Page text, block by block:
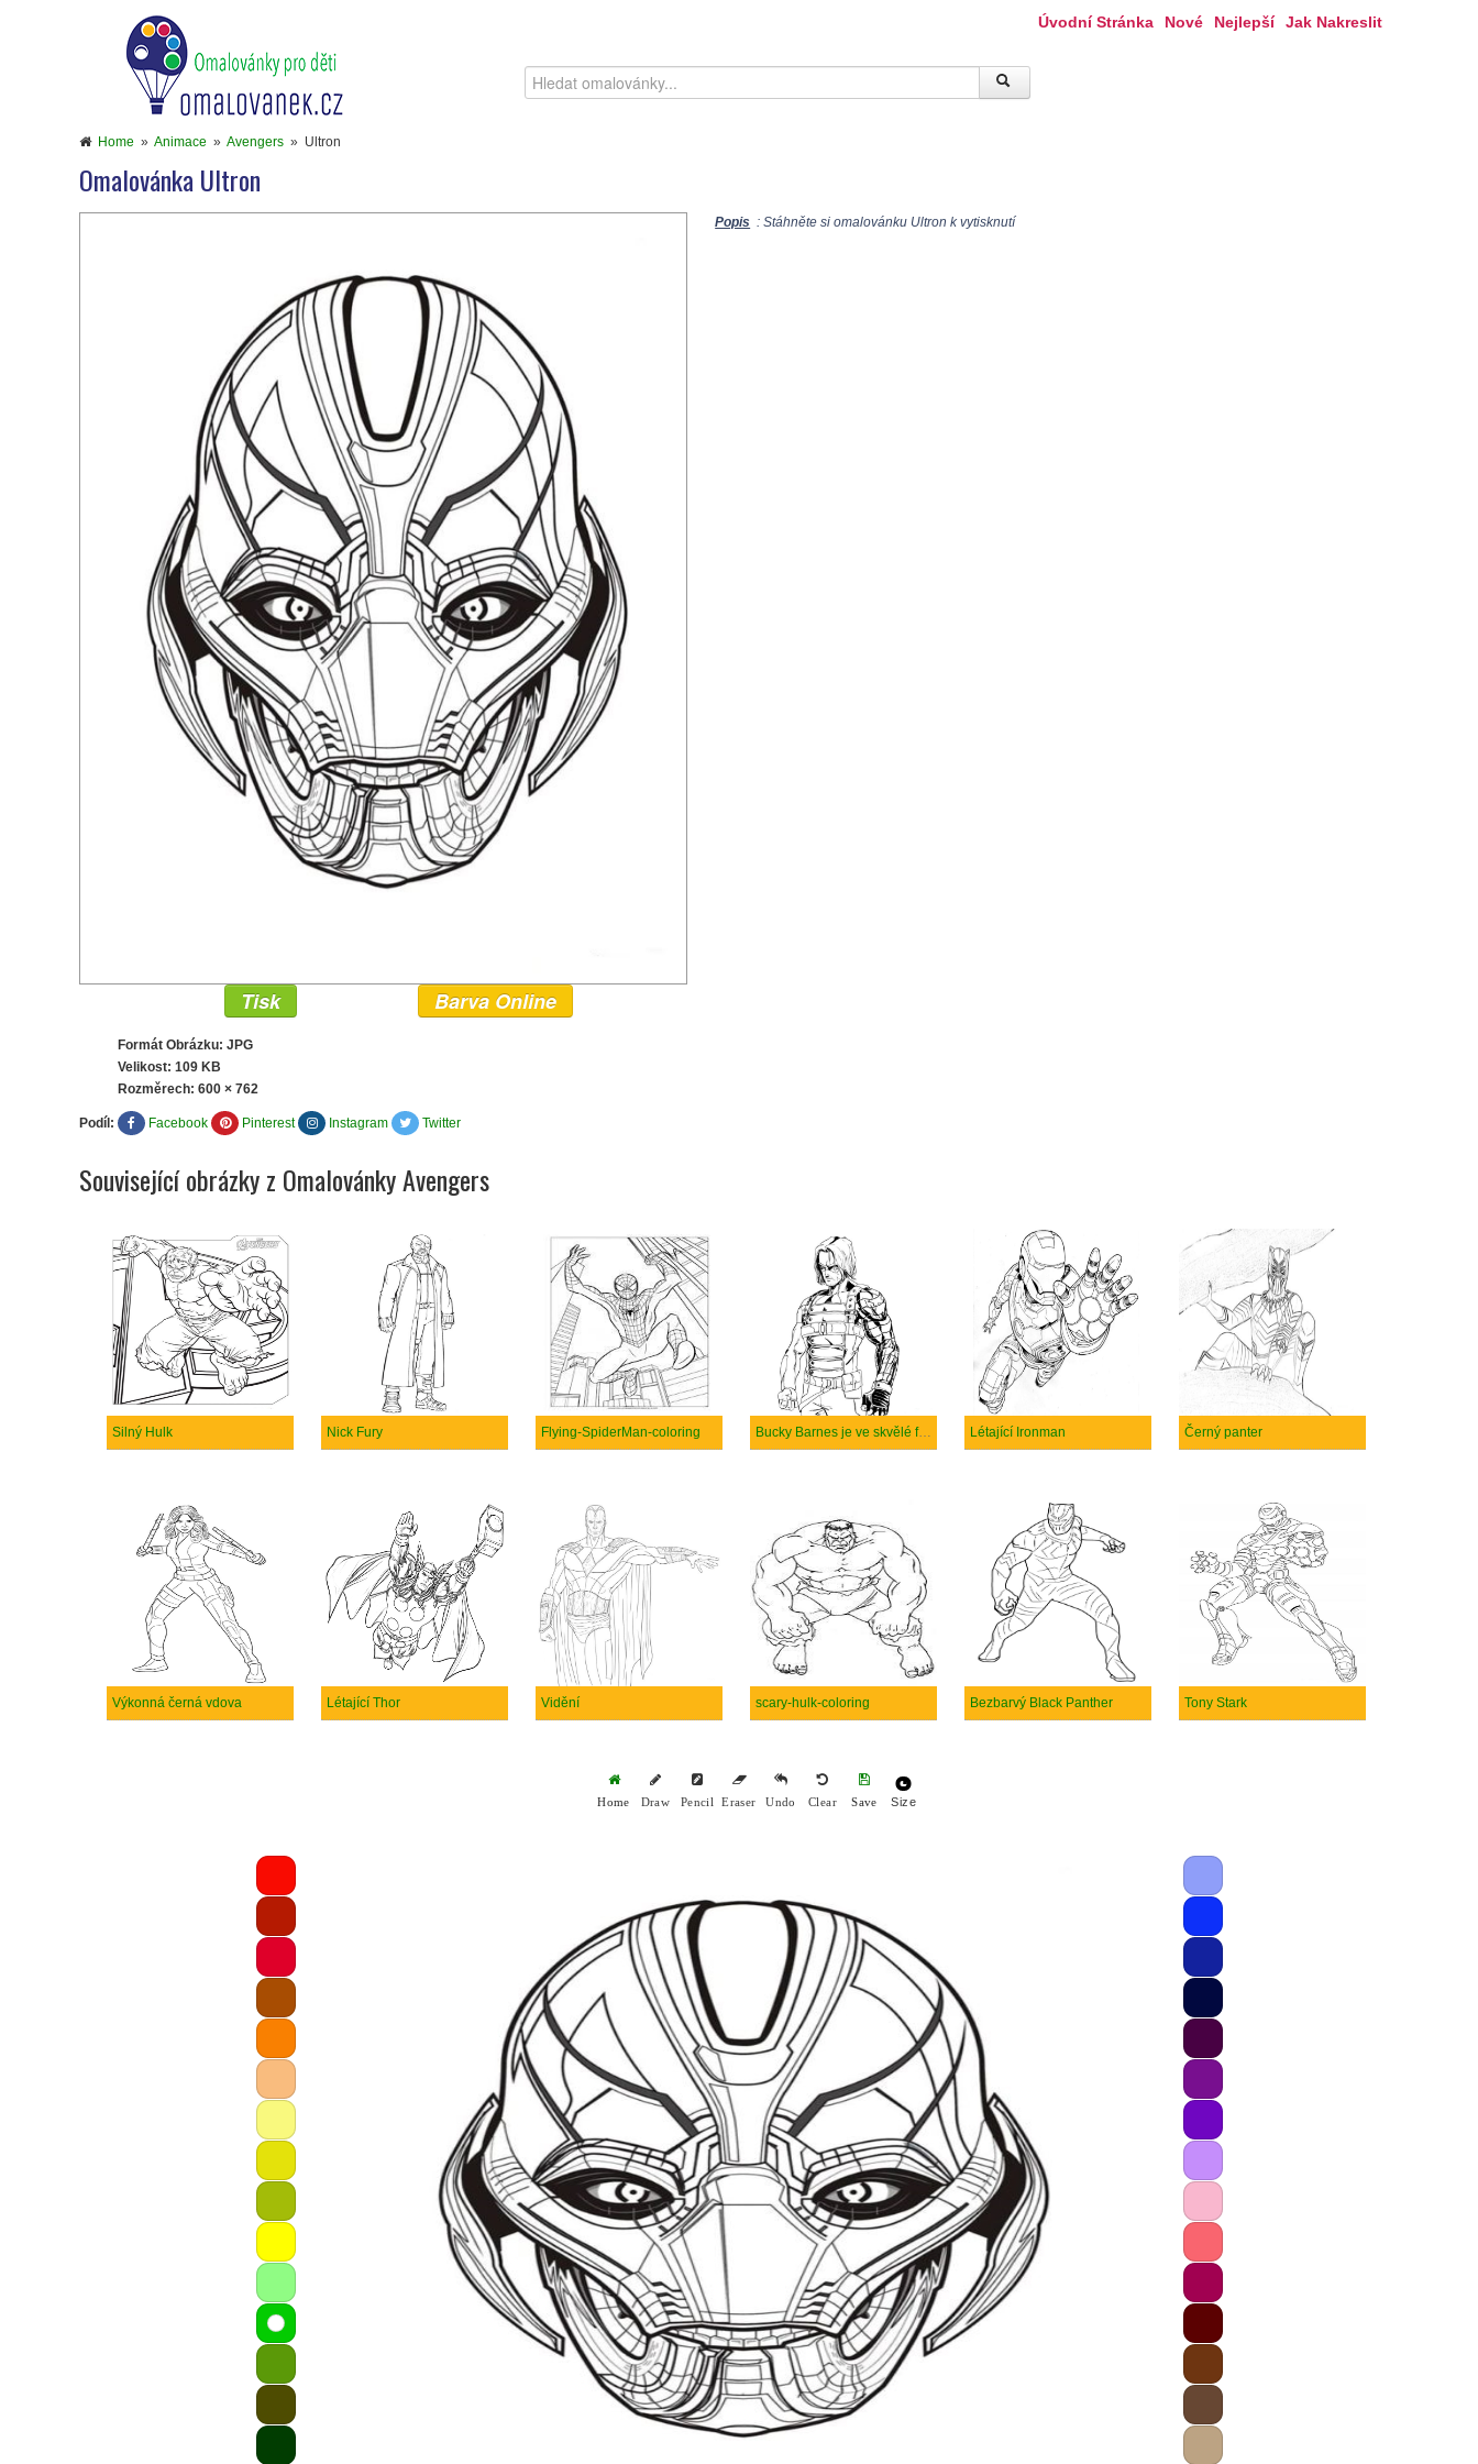
Úvodní Stránka Nové Nejlepší Jak Nakreslit
Home » Animace » Avengers » Ultron
Omalovánka Ultron
Popis : Stáhněte si omalovánku Ultron k vytisknutí
Tisk Barva Online
Formát Obrázku: JPG
Velikost: 109 KB
Rozměrech: 600 × 762
Podíl: Facebook Pinterest Instagram Twitter
Související obrázky z Omalovánky Avengers
Silný Hulk Nick Fury Flying-SpiderMan-coloring Bucky Barnes je ve skvělé formě. Létající Ironman Černý panter
Výkonná černá vdova Létající Thor Vidění scary-hulk-coloring Bezbarvý Black Panther Tony Stark
Home Draw Pencil Eraser Undo Clear Save Size